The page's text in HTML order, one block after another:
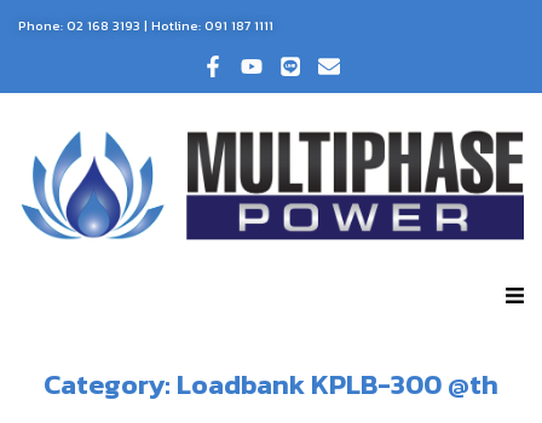
Phone:02 168 3193 | Hotline:091 187 1111
Category: Loadbank KPLB-300 @th